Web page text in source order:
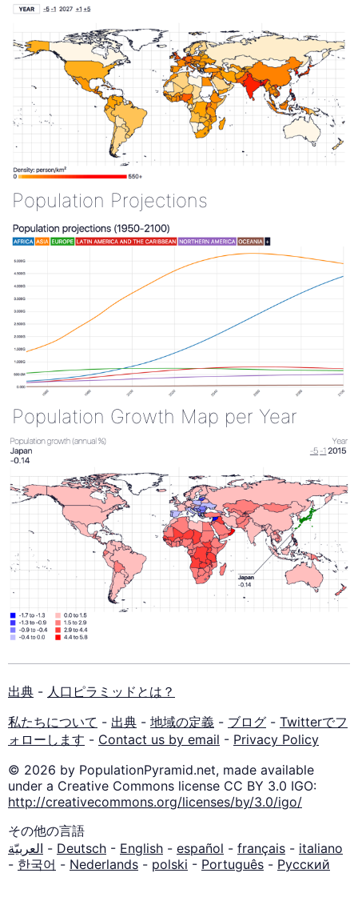
Population Projections
Population Growth Map per Year
出典 - 人口ピラミッドとは？
私たちについて - 出典 - 地域の定義 - ブログ - Twitterでフ
ォローします - Contact us by email - Privacy Policy
© 2026 by PopulationPyramid.net, made available
under a Creative Commons license CC BY 3.0 IGO:
http://creativecommons.org/licenses/by/3.0/igo/
その他の言語
العربيّة - Deutsch - English - español - français - italiano
- 한국어 - Nederlands - polski - Português - Русский